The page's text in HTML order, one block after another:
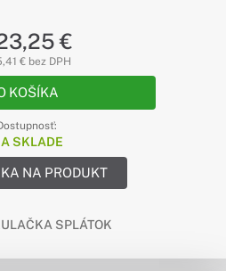
€
€ bez DPH
KOŠÍKA
SKLADE
NA PRODUKT
SPLÁTOK